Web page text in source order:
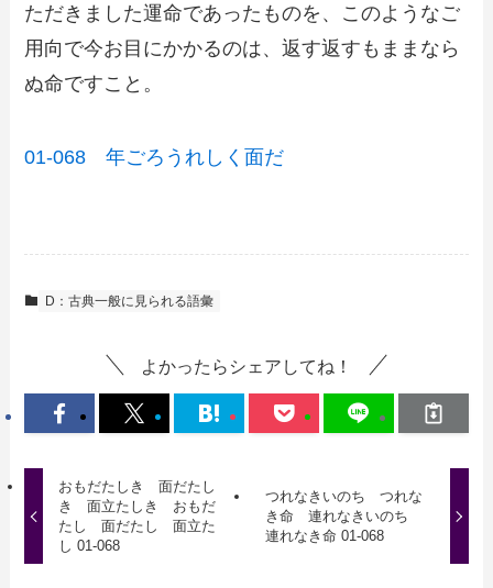
ただきました運命であったものを、このようなご
用向で今お目にかかるのは、返す返すもままなら
ぬ命ですこと。
01-068 年ごろうれしく面だ
D：古典一般に見られる語彙
よかったらシェアしてね！
おもだたしき 面だたし
き 面立たしき おもだ
たし 面だたし 面立た
し 01-068
つれなきいのち つれな
き命 連れなきいのち
連れなき命 01-068